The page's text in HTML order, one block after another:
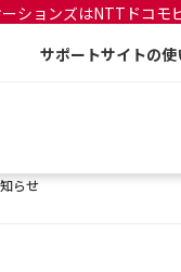
ションズはNTTドコモ
サポートサイトの使
らせ